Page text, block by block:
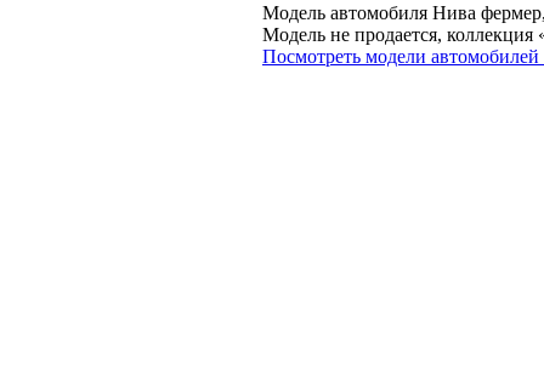
Модель автомобиля Нива
Модель не продается,
Посмотреть модели